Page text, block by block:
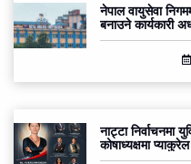
नेपाल वायुसेवा
बनाउने कार्यकारी
नाट्टा निर्वाचनमा
कोषाध्यक्षमा प्याकुरेल